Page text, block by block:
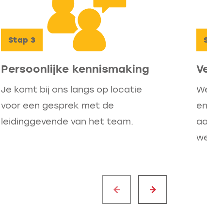
Stap 3
Persoonlijke kennismaking
Je komt bij ons langs op locatie
voor een gesprek met de
leidinggevende van het team.